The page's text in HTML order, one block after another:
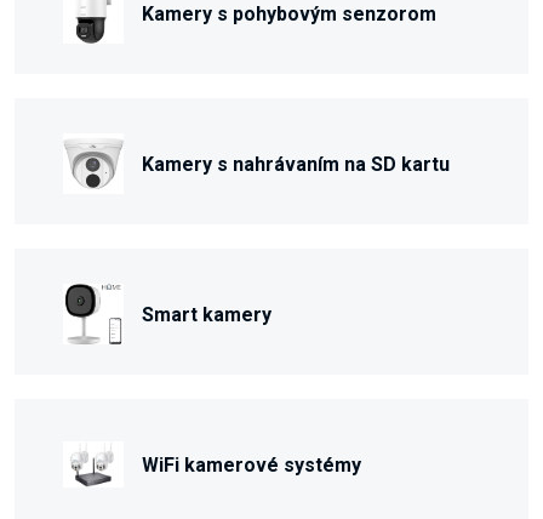
Kamery s pohybovým senzorom
Kamery s nahrávaním na SD kartu
Smart kamery
WiFi kamerové systémy